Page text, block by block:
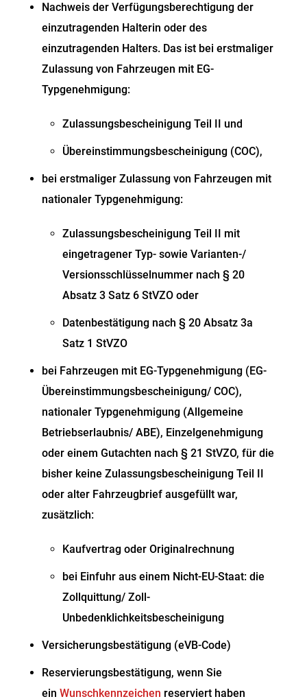
Nachweis der Verfügungsberechtigung der
einzutragenden Halterin oder des
einzutragenden Halters. Das ist bei erstmaliger
Zulassung von Fahrzeugen mit EG-
Typgenehmigung:
Zulassungsbescheinigung Teil II und
Übereinstimmungsbescheinigung (COC),
bei erstmaliger Zulassung von Fahrzeugen mit
nationaler Typgenehmigung:
Zulassungsbescheinigung Teil II mit
eingetragener Typ- sowie Varianten-/
Versionsschlüsselnummer nach § 20
Absatz 3 Satz 6 StVZO oder
Datenbestätigung nach § 20 Absatz 3a
Satz 1 StVZO
bei Fahrzeugen mit EG-Typgenehmigung (EG-
Übereinstimmungsbescheinigung/ COC),
nationaler Typgenehmigung (Allgemeine
Betriebserlaubnis/ ABE), Einzelgenehmigung
oder einem Gutachten nach § 21 StVZO, für die
bisher keine Zulassungsbescheinigung Teil II
oder alter Fahrzeugbrief ausgefüllt war,
zusätzlich:
Kaufvertrag oder Originalrechnung
bei Einfuhr aus einem Nicht-EU-Staat: die
Zollquittung/ Zoll-
Unbedenklichkeitsbescheinigung
Versicherungsbestätigung (eVB-Code)
Reservierungsbestätigung, wenn Sie
einWunschkennzeichen reserviert haben